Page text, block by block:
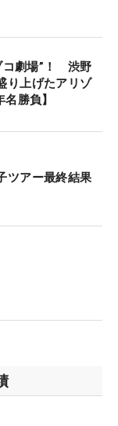
劇場”！ 渋野
り上げたアリゾ
勝負】
ツアー最終結果